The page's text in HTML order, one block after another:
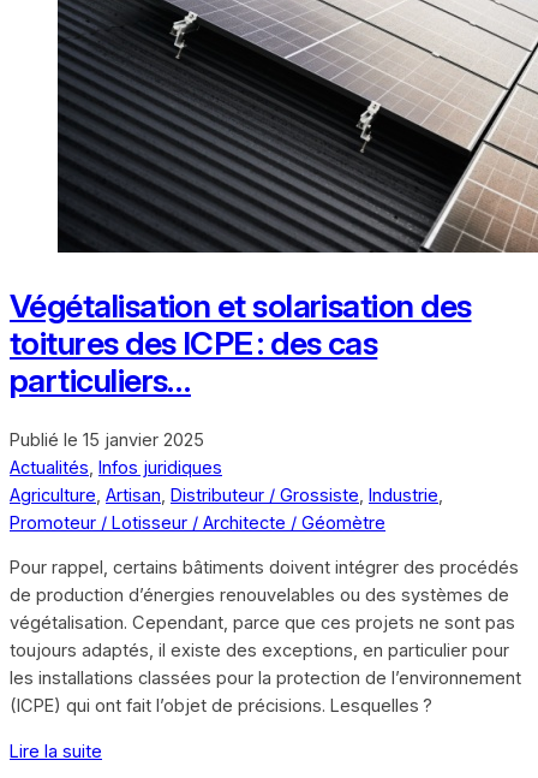
Végétalisation et solarisation des
toitures des ICPE : des cas
particuliers…
Publié le 15 janvier 2025
Actualités, Infos juridiques
Agriculture, Artisan, Distributeur / Grossiste, Industrie,
Promoteur / Lotisseur / Architecte / Géomètre
Pour rappel, certains bâtiments doivent intégrer des procédés
de production d’énergies renouvelables ou des systèmes de
végétalisation. Cependant, parce que ces projets ne sont pas
toujours adaptés, il existe des exceptions, en particulier pour
les installations classées pour la protection de l’environnement
(ICPE) qui ont fait l’objet de précisions. Lesquelles ?
Lire la suite